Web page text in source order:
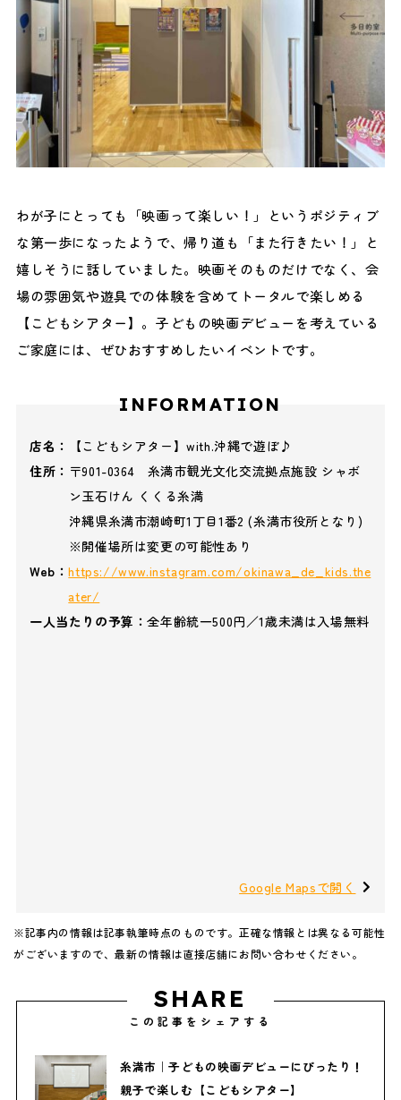
わが子にとっても「映画って楽しい！」というポジティブ
な第一歩になったようで、帰り道も「また行きたい！」と
嬉しそうに話していました。映画そのものだけでなく、会
場の雰囲気や遊具での体験を含めてトータルで楽しめる
【こどもシアター】。子どもの映画デビューを考えている
ご家庭には、ぜひおすすめしたいイベントです。
INFORMATION
店名：
【こどもシアター】with.沖縄で遊ぼ♪
住所： 〒901-0364 糸満市観光文化交流拠点施設 シャボ
ン玉石けん くくる糸満
沖縄県糸満市潮崎町1丁目1番2 (糸満市役所となり)
※開催場所は変更の可能性あり
Web：https://www.instagram.com/okinawa_de_kids.the
ater/
一人当たりの予算：全年齢統一500円／1歳未満は入場無料
Google Mapsで開く
※記事内の情報は記事執筆時点のものです。正確な情報とは異なる可能性
がございますので、最新の情報は直接店舗にお問い合わせください。
SHARE
この記事をシェアする
糸満市｜子どもの映画デビューにぴったり！
親子で楽しむ【こどもシアター】